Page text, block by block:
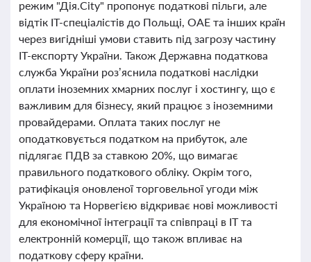
режим "Дія.City" пропонує податкові пільги, але
відтік IT-спеціалістів до Польщі, ОАЕ та інших країн
через вигідніші умови ставить під загрозу частину
IT-експорту України. Також Державна податкова
служба України роз’яснила податкові наслідки
оплати іноземних хмарних послуг і хостингу, що є
важливим для бізнесу, який працює з іноземними
провайдерами. Оплата таких послуг не
оподатковується податком на прибуток, але
підлягає ПДВ за ставкою 20%, що вимагає
правильного податкового обліку. Окрім того,
ратифікація оновленої торговельної угоди між
Україною та Норвегією відкриває нові можливості
для економічної інтеграції та співпраці в ІТ та
електронній комерції, що також впливає на
податкову сферу країни.